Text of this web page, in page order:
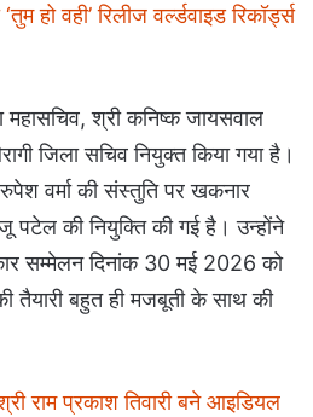
हो वही’ रिलीज वर्ल्डवाइड रिकॉर्ड्स
महासचिव, श्री कनिष्क जायसवाल
जिला सचिव नियुक्त किया गया है।
वर्मा की संस्तुति पर खकनार
पटेल की नियुक्ति की गई है। उन्होंने
सम्मेलन दिनांक 30 मई 2026 को
तैयारी बहुत ही मजबूती के साथ की
राम प्रकाश तिवारी बने आइडियल